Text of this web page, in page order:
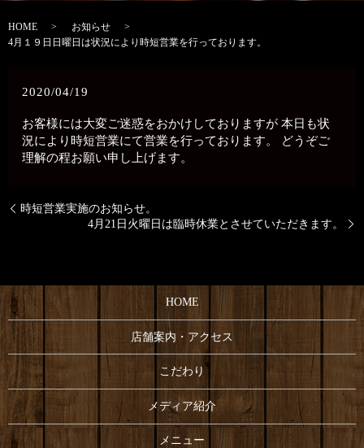
HOME
お知らせ
4月１９日日曜日は状況により時短営業を行っております。
2020/04/19
お客様には大変ご迷惑をおかけしておりますが 本日も状
況により時短営業にて営業を行っております。 どうぞご
理解の程お願い申し上げます。
時短営業実施のお知らせ。
4月21日火曜日は臨時休業とさせていただきます。
HOME
店舗案内・アクセス
こだわり
メディア紹介
メニュー